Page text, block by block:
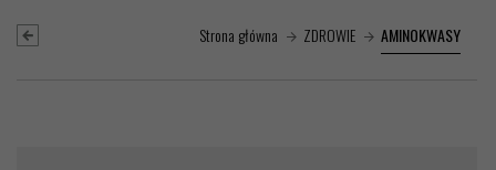
Strona główna ZDROWIE AMINOKWASY